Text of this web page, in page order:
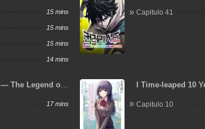
15 mins
15 mins
15 mins
14 mins
Capitulo 41
The Legend of
17 mins
I Time-leaped 10
My Fiancée
Capitulo 10